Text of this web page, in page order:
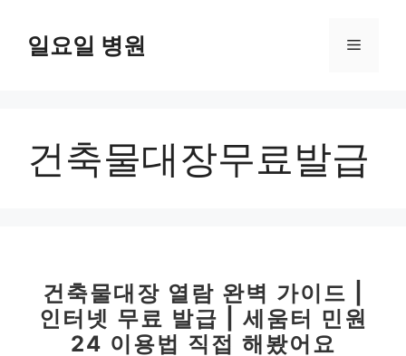
일요일 병원 메
건축물대장무료발급
건축물대장 열람 완벽 가이드 |
인터넷 무료 발급 | 세움터 민원
24 이용법 직접 해봤어요